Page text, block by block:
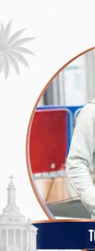
César Iván Moreno
capital más
gracias al trabajo
Jiménez y las
alcalde que pone
Miguel Ángel
Protección
participarán
los 16
la Fiscalía
Pública, el
junto con la